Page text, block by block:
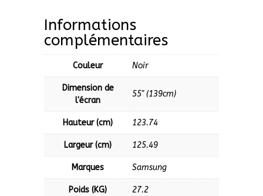
Informations
complémentaires
Couleur Noir
Dimension de
l'écran
55'' (139cm)
Hauteur (cm) 123.74
Largeur (cm) 125.49
Marques Samsung
Poids (KG) 27.2